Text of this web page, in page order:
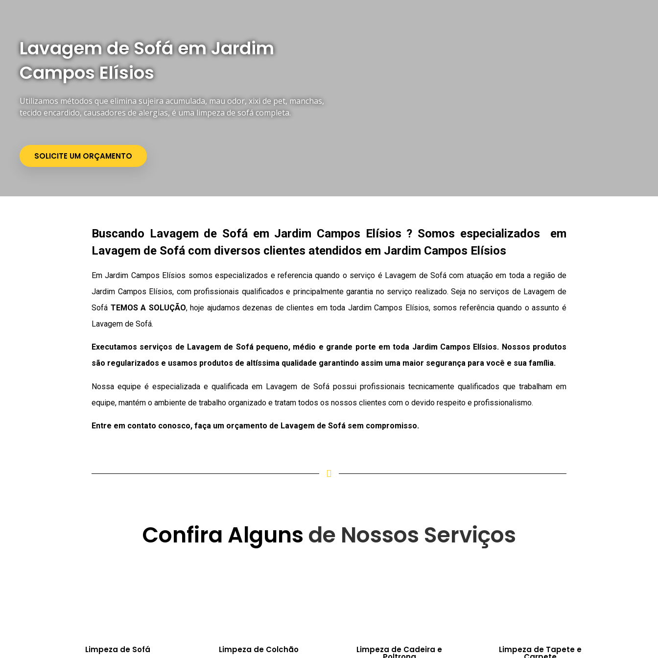
Lavagem de Sofá em Jardim
Campos Elísios
Utilizamos métodos que elimina sujeira acumulada, mau odor, xixi de pet, manchas,
tecido encardido, causadores de alergias, é uma limpeza de sofá completa.
SOLICITE UM ORÇAMENTO
Buscando Lavagem de Sofá em Jardim Campos Elísios ? Somos especializados em
Lavagem de Sofá com diversos clientes atendidos em Jardim Campos Elísios
Em Jardim Campos Elísios somos especializados e referencia quando o serviço é Lavagem de Sofá com atuação em toda a região de
Jardim Campos Elísios, com profissionais qualificados e principalmente garantia no serviço realizado. Seja no serviços de Lavagem de
Sofá TEMOS A SOLUÇÃO, hoje ajudamos dezenas de clientes em toda Jardim Campos Elísios, somos referência quando o assunto é
Lavagem de Sofá.
Executamos serviços de Lavagem de Sofá pequeno, médio e grande porte em toda Jardim Campos Elísios. Nossos produtos
são regularizados e usamos produtos de altíssima qualidade garantindo assim uma maior segurança para você e sua família.
Nossa equipe é especializada e qualificada em Lavagem de Sofá possui profissionais tecnicamente qualificados que trabalham em
equipe, mantém o ambiente de trabalho organizado e tratam todos os nossos clientes com o devido respeito e profissionalismo.
Entre em contato conosco, faça um orçamento de Lavagem de Sofá sem compromisso.
Confira Alguns de Nossos Serviços
Limpeza de Sofá Limpeza de Colchão Limpeza de Cadeira e Limpeza de Tapete e